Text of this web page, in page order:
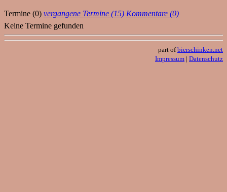
Termine (0) vergangene Termine (15) Kommentare (0)
Keine Termine gefunden
part ofbierschinken.net
Impressum | Datenschutz